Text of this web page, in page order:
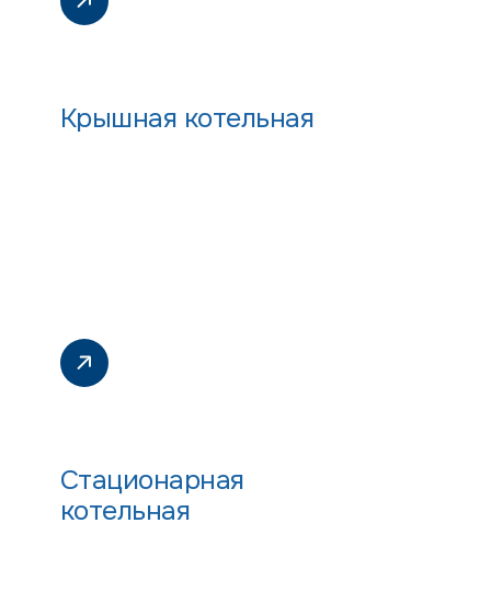
Крышная котельная
Стационарная
котельная